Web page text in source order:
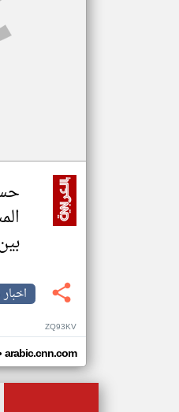
ZQ93KV
arabic.cnn.com